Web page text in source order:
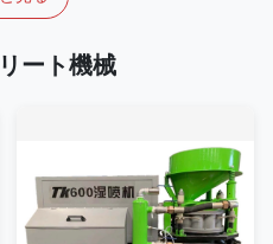
ート機械